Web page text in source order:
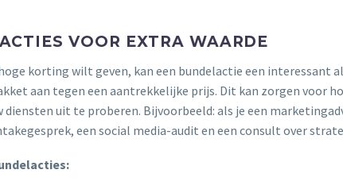
VOOR EXTRA WAARDE
korting wilt geven, kan een bundelactie een interessant
aan tegen een aantrekkelijke prijs. Dit kan zorgen voor
diensten uit te proberen. Bijvoorbeeld: als je een
een social media-audit en een consult over